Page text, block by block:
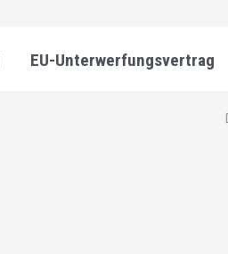
EU-Unterwerfungsvertrag